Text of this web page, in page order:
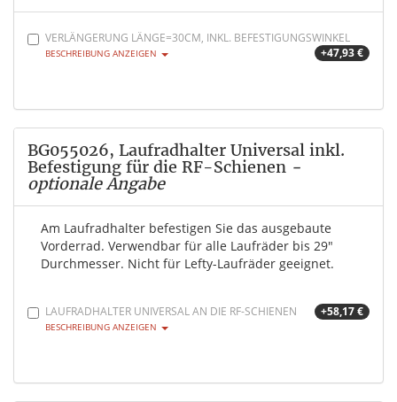
VERLÄNGERUNG LÄNGE=30CM, INKL. BEFESTIGUNGSWINKEL
+47,93 €
BESCHREIBUNG ANZEIGEN
BG055026, Laufradhalter Universal inkl.
Befestigung für die RF-Schienen -
optionale Angabe
Am Laufradhalter befestigen Sie das ausgebaute
Vorderrad. Verwendbar für alle Laufräder bis 29"
Durchmesser. Nicht für Lefty-Laufräder geeignet.
LAUFRADHALTER UNIVERSAL AN DIE RF-SCHIENEN +58,17 €
BESCHREIBUNG ANZEIGEN